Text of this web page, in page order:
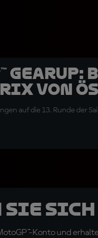
GearUP:
von
auf die 13. Runde der
Sie
Konto und